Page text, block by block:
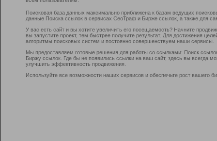
Поисковая база данных максимально приближена к базам ведущих
данные Поиска ссылок в сервисах СеоТраф и Бирже ссылок, а также для
У вас есть сайт и вы хотите увеличить его посещаемость? Начните
вы запустите проект, тем быстрее получите результат. Для достижения
алгоритмы поисковых систем и постоянно совершенствуем наши сервисы.
Мы предоставляем готовые решения для работы со ссылками: Поиск
Биржу ссылок. Где бы не появились ссылки на ваш сайт, здесь вы всегда
улучшить эффективность продвижения.
Используйте все возможности наших сервисов и обеспечьте рост вашего